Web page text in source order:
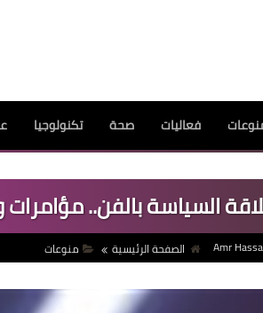
فعاليات صحة تكنولوجيا
السياسة بالفن..
Amr الصفحة الرئيسية منوعات